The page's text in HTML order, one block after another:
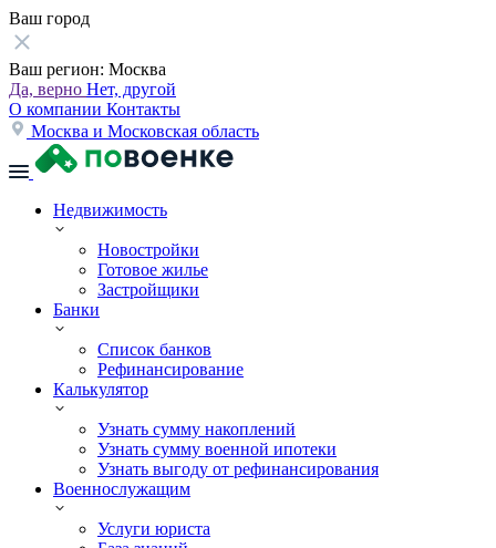
Ваш город
Ваш регион: Москва
Да, верно Нет, другой
О компании Контакты
Москва и Московская область
Недвижимость
Новостройки
Готовое жилье
Застройщики
Банки
Список банков
Рефинансирование
Калькулятор
Узнать сумму накоплений
Узнать сумму военной ипотеки
Узнать выгоду от рефинансирования
Военнослужащим
Услуги юриста